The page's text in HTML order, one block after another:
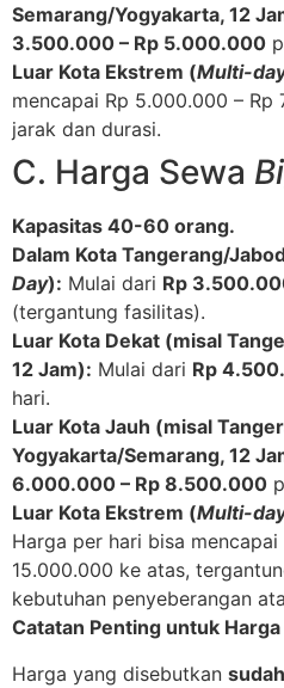
Semarang/Yogyakarta, 12
3.500.000 – Rp 5.000.000
Luar Kota Ekstrem (Multi-
mencapai Rp 5.000.000 – Rp
jarak dan durasi.
C. Harga Sewa
Kapasitas 40-60 orang.
Dalam Kota Tangerang/
Day): Mulai dari Rp
(tergantung fasilitas).
Luar Kota Dekat (misal
12 Jam): Mulai dari Rp
hari.
Luar Kota Jauh (misal
Yogyakarta/Semarang, 12
6.000.000 – Rp 8.500.000
Luar Kota Ekstrem (Multi-
Harga per hari bisa
15.000.000 ke atas,
kebutuhan penyeberangan
Catatan Penting untuk Harga
Harga yang disebutkan